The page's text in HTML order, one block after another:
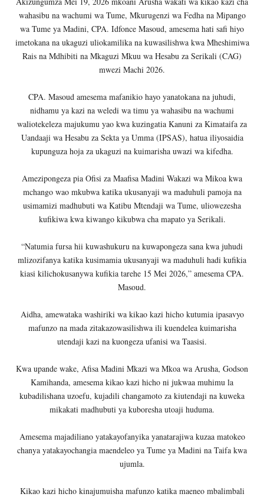
wahasibu na wachumi wa Tume, Mkurugenzi wa Fedha na Mipango
wa Tume ya Madini, CPA. Idfonce Masoud, amesema hati safi hiyo
imetokana na ukaguzi uliokamilika na kuwasilishwa kwa Mheshimiwa
Rais na Mdhibiti na Mkaguzi Mkuu wa Hesabu za Serikali (CAG)
mwezi Machi 2026.
CPA. Masoud amesema mafanikio hayo yanatokana na juhudi,
nidhamu ya kazi na weledi wa timu ya wahasibu na wachumi
waliotekeleza majukumu yao kwa kuzingatia Kanuni za Kimataifa za
Uandaaji wa Hesabu za Sekta ya Umma (IPSAS), hatua iliyosaidia
kupunguza hoja za ukaguzi na kuimarisha uwazi wa kifedha.
Amezipongeza pia Ofisi za Maafisa Madini Wakazi wa Mikoa kwa
mchango wao mkubwa katika ukusanyaji wa maduhuli pamoja na
usimamizi madhubuti wa Katibu Mtendaji wa Tume, uliowezesha
kufikiwa kwa kiwango kikubwa cha mapato ya Serikali.
“Natumia fursa hii kuwashukuru na kuwapongeza sana kwa juhudi
mlizozifanya katika kusimamia ukusanyaji wa maduhuli hadi kufikia
kiasi kilichokusanywa kufikia tarehe 15 Mei 2026,” amesema CPA.
Masoud.
Aidha, amewataka washiriki wa kikao kazi hicho kutumia ipasavyo
mafunzo na mada zitakazowasilishwa ili kuendelea kuimarisha
utendaji kazi na kuongeza ufanisi wa Taasisi.
Kwa upande wake, Afisa Madini Mkazi wa Mkoa wa Arusha, Godson
Kamihanda, amesema kikao kazi hicho ni jukwaa muhimu la
kubadilishana uzoefu, kujadili changamoto za kiutendaji na kuweka
mikakati madhubuti ya kuboresha utoaji huduma.
Amesema majadiliano yatakayofanyika yanatarajiwa kuzaa matokeo
chanya yatakayochangia maendeleo ya Tume ya Madini na Taifa kwa
ujumla.
Kikao kazi hicho kinajumuisha mafunzo katika maeneo mbalimbali